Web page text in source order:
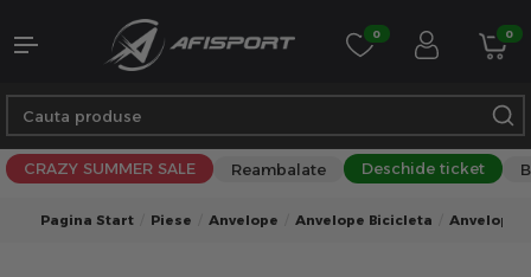
0 0
CRAZY SUMMER SALE Reambalate Deschide ticket
Pagina Start Piese Anvelope Anvelope Bicicleta Anvelope